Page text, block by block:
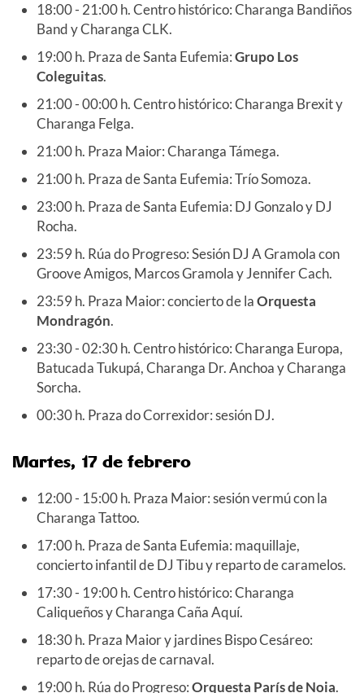
18:00 - 21:00 h. Centro histórico: Charanga Bandiños
Band y Charanga CLK.
19:00 h. Praza de Santa Eufemia:Grupo Los
Coleguitas.
21:00 - 00:00 h. Centro histórico: Charanga Brexit y
Charanga Felga.
21:00 h. Praza Maior: Charanga Támega.
21:00 h. Praza de Santa Eufemia: Trío Somoza.
23:00 h. Praza de Santa Eufemia: DJ Gonzalo y DJ
Rocha.
23:59 h. Rúa do Progreso: Sesión DJ A Gramola con
Groove Amigos, Marcos Gramola y Jennifer Cach.
23:59 h. Praza Maior: concierto de laOrquesta
Mondragón.
23:30 - 02:30 h. Centro histórico: Charanga Europa,
Batucada Tukupá, Charanga Dr. Anchoa y Charanga
Sorcha.
00:30 h. Praza do Correxidor: sesión DJ.
Martes, 17 de febrero
12:00 - 15:00 h. Praza Maior: sesión vermú con la
Charanga Tattoo.
17:00 h. Praza de Santa Eufemia: maquillaje,
concierto infantil de DJ Tibu y reparto de caramelos.
17:30 - 19:00 h. Centro histórico: Charanga
Caliqueños y Charanga Caña Aquí.
18:30 h. Praza Maior y jardines Bispo Cesáreo:
reparto de orejas de carnaval.
19:00 h. Rúa do Progreso:Orquesta París de Noia.